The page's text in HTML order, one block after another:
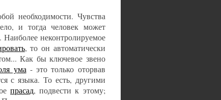
необходимости. Чувства
и тогда человек может
неконтролируемое
, то он автоматически
Как бы ключевое звено
ума - это только оторвав
с языка. То есть, другими
прасад, подвести к этому;